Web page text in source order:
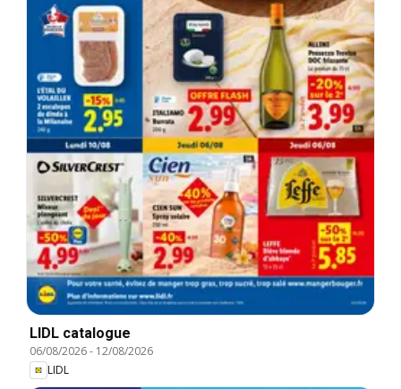
LIDL catalogue
06/08/2026- 12/08/2026
LIDL